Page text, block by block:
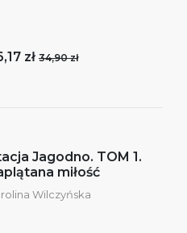
zł 34,90 zł
Jagodno. TOM 1.
miłość
Wilczyńska